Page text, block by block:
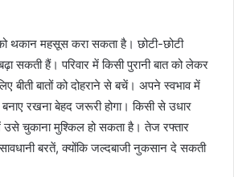
थकान महसूस करा सकता है। छोटी-छोटी
सकती हैं। परिवार में किसी पुरानी बात को लेकर
बीती बातों को दोहराने से बचें। अपने स्वभाव में
रखना बेहद जरूरी होगा। किसी से उधार
चुकाना मुश्किल हो सकता है। तेज रफ्तार
बरतें, क्योंकि जल्दबाजी नुकसान दे सकती